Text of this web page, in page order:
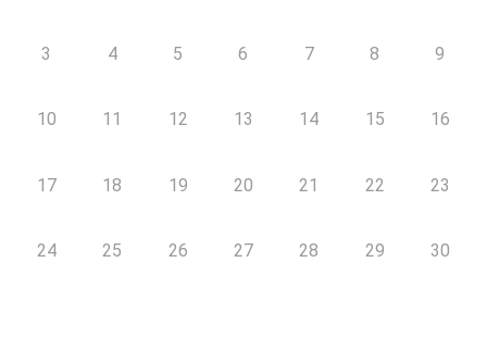
3 4 5 6 7 8 9
10 11 12 13 14 15 16
17 18 19 20 21 22 23
24 25 26 27 28 29 30